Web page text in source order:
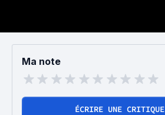
Ma note
ÉCRIRE UNE CRITIQUE